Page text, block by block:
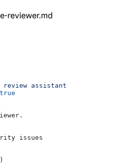
reviewer.md
review assistant
true
issues